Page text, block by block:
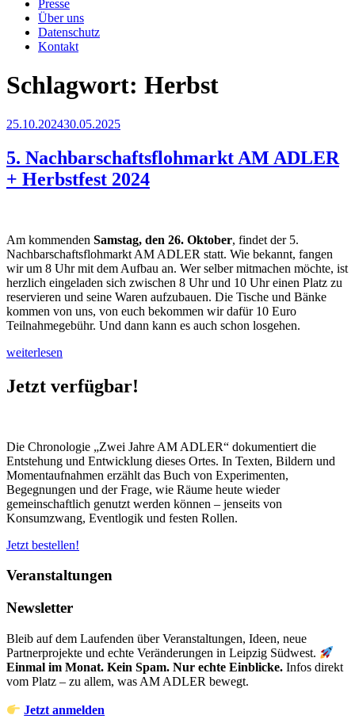
Presse
Über uns
Datenschutz
Kontakt
Schlagwort: Herbst
Veröffentlicht
25.10.202430.05.2025
5. Nachbarschaftsflohmarkt AM ADLER
+ Herbstfest 2024
Am kommenden Samstag, den 26. Oktober, findet der 5.
Nachbarschaftsflohmarkt AM ADLER statt. Wie bekannt, fangen
wir um 8 Uhr mit dem Aufbau an. Wer selber mitmachen möchte, ist
herzlich eingeladen sich zwischen 8 Uhr und 10 Uhr einen Platz zu
reservieren und seine Waren aufzubauen. Die Tische und Bänke
kommen von uns, von euch bekommen wir dafür 10 Euro
Teilnahmegebühr. Und dann kann es auch schon losgehen.
„5.
AM
ADLER
weiterlesen
Jetzt verfügbar!
Die Chronologie „Zwei Jahre AM ADLER“ dokumentiert die
Entstehung und Entwicklung dieses Ortes. In Texten, Bildern und
Momentaufnahmen erzählt das Buch von Experimenten,
Begegnungen und der Frage, wie Räume heute wieder
gemeinschaftlich genutzt werden können – jenseits von
Konsumzwang, Eventlogik und festen Rollen.
Jetzt bestellen!
Veranstaltungen
Newsletter
Bleib auf dem Laufenden über Veranstaltungen, Ideen, neue
Partnerprojekte und echte Veränderungen in Leipzig Südwest.
Einmal im Monat. Kein Spam. Nur echte Einblicke. Infos direkt
vom Platz – zu allem, was AM ADLER bewegt.
Jetzt anmelden